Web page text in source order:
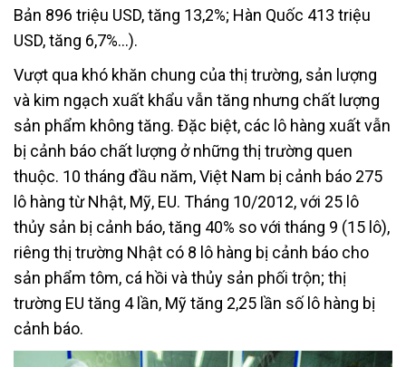
Bản 896 triệu USD, tăng 13,2%; Hàn Quốc 413 triệu
USD, tăng 6,7%…).
Vượt qua khó khăn chung của thị trường, sản lượng
và kim ngạch xuất khẩu vẫn tăng nhưng chất lượng
sản phẩm không tăng. Đặc biệt, các lô hàng xuất vẫn
bị cảnh báo chất lượng ở những thị trường quen
thuộc. 10 tháng đầu năm, Việt Nam bị cảnh báo 275
lô hàng từ Nhật, Mỹ, EU. Tháng 10/2012, với 25 lô
thủy sản bị cảnh báo, tăng 40% so với tháng 9 (15 lô),
riêng thị trường Nhật có 8 lô hàng bị cảnh báo cho
sản phẩm tôm, cá hồi và thủy sản phối trộn; thị
trường EU tăng 4 lần, Mỹ tăng 2,25 lần số lô hàng bị
cảnh báo.